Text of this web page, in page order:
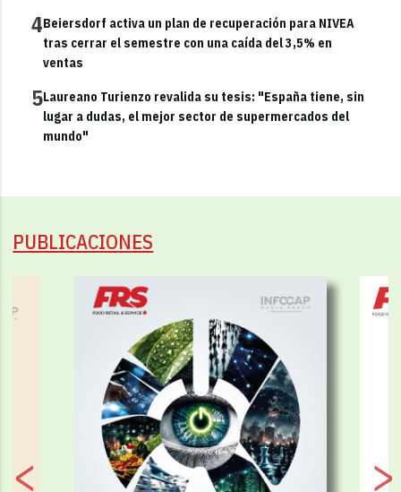
4Beiersdorf activa un plan de recuperación para NIVEA
tras cerrar el semestre con una caída del 3,5% en
ventas
5Laureano Turienzo revalida su tesis: "España tiene, sin
lugar a dudas, el mejor sector de supermercados del
mundo"
PUBLICACIONES